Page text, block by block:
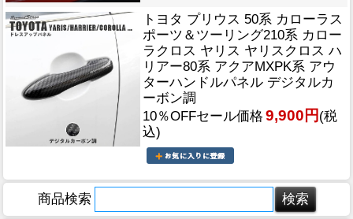
トヨタ プリウス 50系 カローラス
ポーツ＆ツーリング210系 カロー
ラクロス ヤリス ヤリスクロス ハ
リアー80系 アクアMXPK系 アウ
ターハンドルパネル デジタルカ
ーボン調
10％OFFセール価格 9,900円 (税
込)
商品検索